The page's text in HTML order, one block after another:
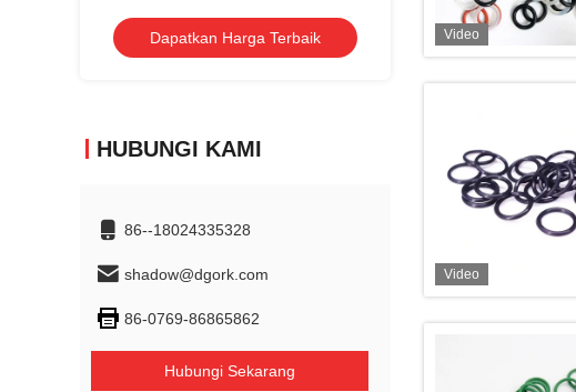
Dapatkan Harga Terbaik Dapatkan Harga
HUBUNGI KAMI
86--18024335328
shadow@dgork.com
86-0769-86865862
Hubungi Sekarang
Video
Video